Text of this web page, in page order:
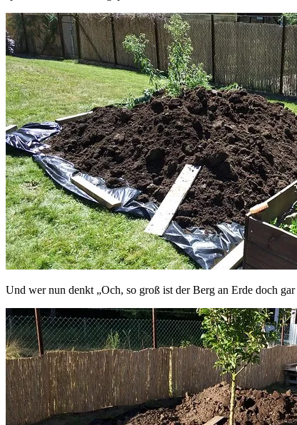
Und wer nun denkt „Och, so groß ist der Berg an Erde doch